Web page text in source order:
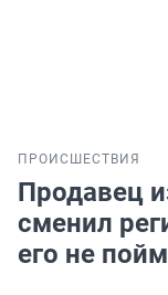
ПРОИСШЕСТВИЯ
Продавец
сменил
его не